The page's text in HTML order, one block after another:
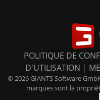
POLITIQUE DE
D'UTILISATION |
© 2026 GIANTS Software
marques sont la